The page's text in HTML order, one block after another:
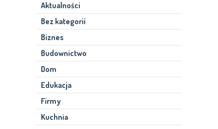
Aktualności
Bez kategorii
Biznes
Budownictwo
Dom
Edukacja
Firmy
Kuchnia